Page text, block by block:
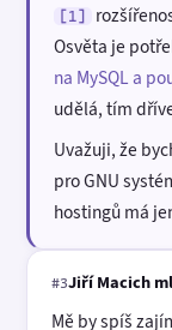
[1]
Osvěta je
na MySQL a
udělá, tím
Uvažuji, že
pro GNU
hostingů má
#3Jiří Macich
Mě by spíš